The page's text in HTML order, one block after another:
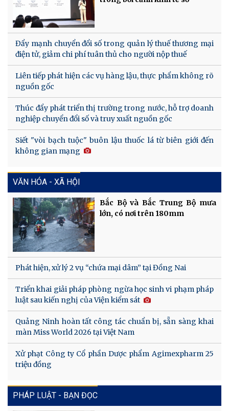
Đẩy mạnh chuyển đổi số trong quản lý thuế thương mại
điện tử, giảm chi phí tuân thủ cho người nộp thuế
Liên tiếp phát hiện các vụ hàng lậu, thực phẩm không rõ
nguồn gốc
Thúc đẩy phát triển thị trường trong nước, hỗ trợ doanh
nghiệp chuyển đổi số và truy xuất nguồn gốc
Siết "vòi bạch tuộc" buôn lậu thuốc lá từ biên giới đến
không gian mạng
VĂN HÓA - XÃ HỘI
Bắc Bộ và Bắc Trung Bộ mưa
lớn, có nơi trên 180mm
Phát hiện, xử lý 2 vụ “chứa mại dâm” tại Đồng Nai
Triển khai giải pháp phòng ngừa học sinh vi phạm pháp
luật sau kiến nghị của Viện kiểm sát
Quảng Ninh hoàn tất công tác chuẩn bị, sẵn sàng khai
màn Miss World 2026 tại Việt Nam
Xử phạt Công ty Cổ phần Dược phẩm Agimexpharm 25
triệu đồng
PHÁP LUẬT - BẠN ĐỌC